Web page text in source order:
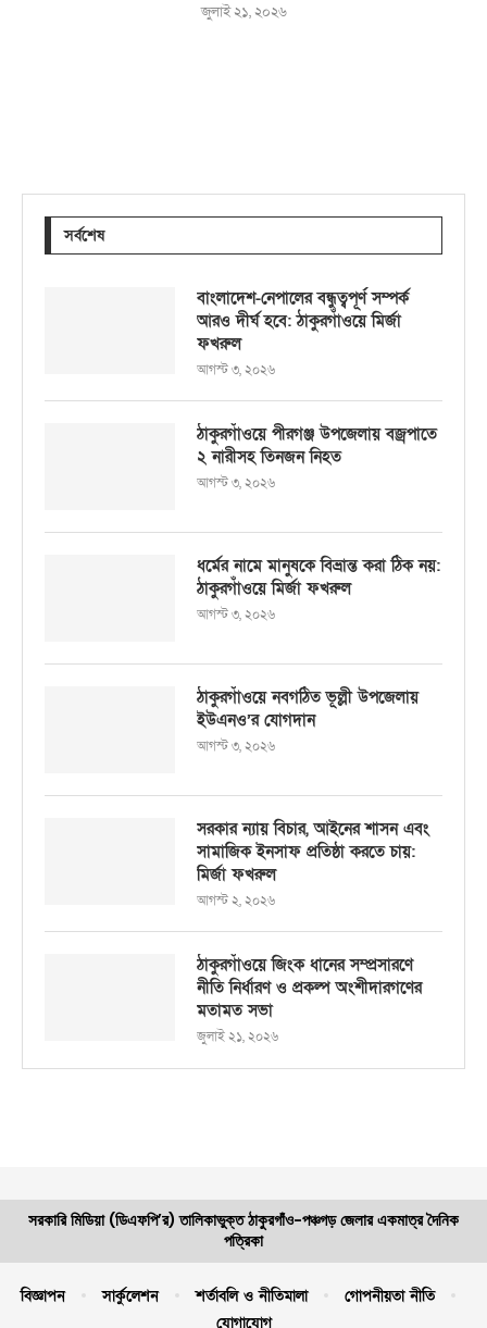
জুলাই ২১, ২০২৬
সর্বশেষ
বাংলাদেশ-নেপালের বন্ধুত্বপূর্ণ সম্পর্ক
আরও দীর্ঘ হবে: ঠাকুরগাঁওয়ে মির্জা
ফখরুল
আগস্ট ৩, ২০২৬
ঠাকুরগাঁওয়ে পীরগঞ্জ উপজেলায় বজ্রপাতে
২ নারীসহ তিনজন নিহত
আগস্ট ৩, ২০২৬
ধর্মের নামে মানুষকে বিভ্রান্ত করা ঠিক নয়:
ঠাকুরগাঁওয়ে মির্জা ফখরুল
আগস্ট ৩, ২০২৬
ঠাকুরগাঁওয়ে নবগঠিত ভূল্লী উপজেলায়
ইউএনও’র যোগদান
আগস্ট ৩, ২০২৬
সরকার ন্যায় বিচার, আইনের শাসন এবং
সামাজিক ইনসাফ প্রতিষ্ঠা করতে চায়:
মির্জা ফখরুল
আগস্ট ২, ২০২৬
ঠাকুরগাঁওয়ে জিংক ধানের সম্প্রসারণে
নীতি নির্ধারণ ও প্রকল্প অংশীদারগণের
মতামত সভা
জুলাই ২১, ২০২৬
সরকারি মিডিয়া (ডিএফপি’র) তালিকাভুক্ত ঠাকুরগাঁও-পঞ্চগড় জেলার একমাত্র দৈনিক
পত্রিকা
বিজ্ঞাপন সার্কুলেশন শর্তাবলি ও নীতিমালা
গোপনীয়তা নীতি
যোগাযোগ